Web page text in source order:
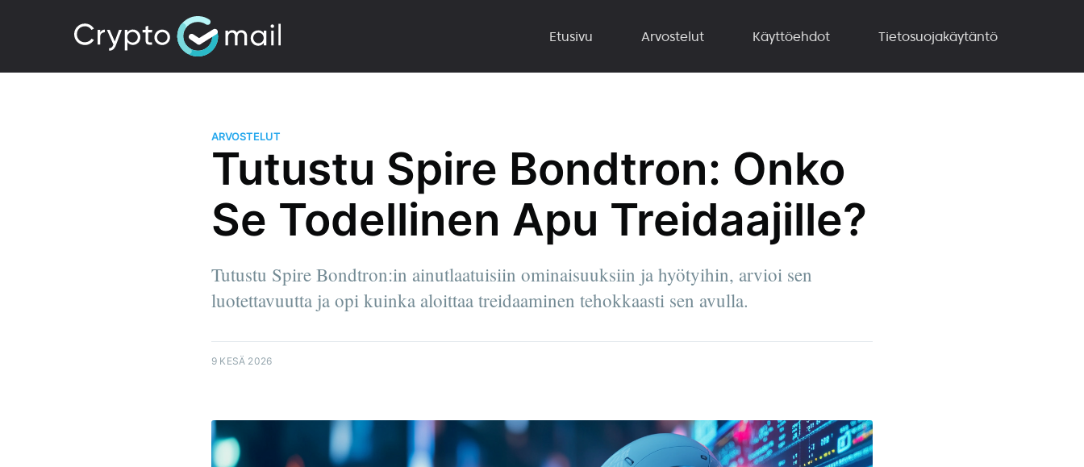
Etusivu Arvostelut Käyttöehdot Tietosuojakäytäntö
ARVOSTELUT
Tutustu Spire Bondtron: Onko
Se Todellinen Apu Treidaajille?
Tutustu Spire Bondtron:in ainutlaatuisiin ominaisuuksiin ja hyötyihin, arvioi sen
luotettavuutta ja opi kuinka aloittaa treidaaminen tehokkaasti sen avulla.
9 KESÄ 2026